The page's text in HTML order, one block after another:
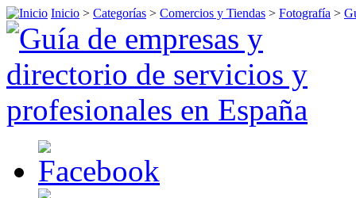
Inicio > Categorías > Comercios y Tiendas > Fotografía >